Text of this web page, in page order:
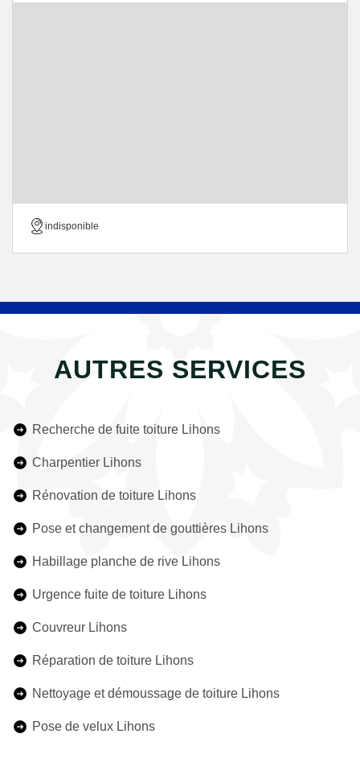
indisponible
AUTRES SERVICES
Recherche de fuite toiture Lihons
Charpentier Lihons
Rénovation de toiture Lihons
Pose et changement de gouttières Lihons
Habillage planche de rive Lihons
Urgence fuite de toiture Lihons
Couvreur Lihons
Réparation de toiture Lihons
Nettoyage et démoussage de toiture Lihons
Pose de velux Lihons